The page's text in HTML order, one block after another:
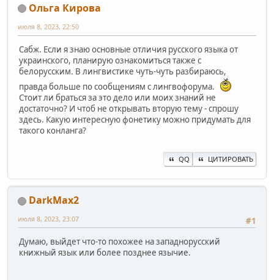
Ольга Кирова
июля 8, 2023, 22:50
Сабж. Если я знаю основные отличия русского языка от
украинского, планирую ознакомиться также с
белорусским. В лингвистике чуть-чуть разбираюсь,
правда больше по сообщениям с лингвофорума.
Стоит ли браться за это дело или моих знаний не
достаточно? И чтоб не открывать вторую тему - спрошу
здесь. Какую интересную фонетику можно придумать для
такого конланга?
QQ ЦИТИРОВАТЬ
DarkMax2
#1
июля 8, 2023, 23:07
Думаю, выйдет что-то похожее на западнорусский
книжный язык или более позднее язычие.